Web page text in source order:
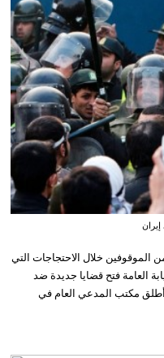
الموقوفين خلال الاحتجاجات التي
العامة فتح قضايا جديدة ضد
مكتب المدعي العام في